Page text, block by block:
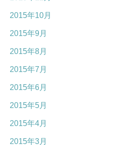
2015年10月
2015年9月
2015年8月
2015年7月
2015年6月
2015年5月
2015年4月
2015年3月